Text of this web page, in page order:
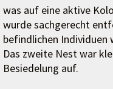
was auf eine aktive
wurde sachgerecht
befindlichen Individuen
Das zweite Nest war
Besiedelung auf.